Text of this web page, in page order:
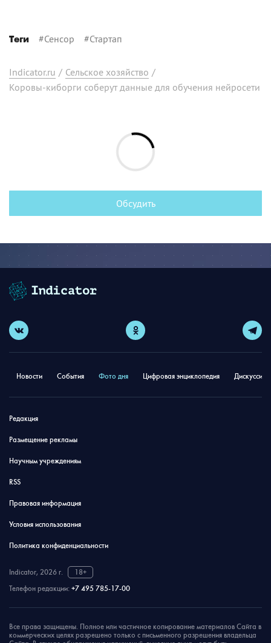
Теги #Сенсор #Стартап
Indicator.ru / Сельское хозяйство /
Коровы-киборги соберут данные для обучения нейросети
Обсудить
Новости События Фото дня Цифровая энциклопедия
Редакция
Размещение рекламы
Научным учреждениям
RSS
Правовая информация
Условия использования
Политика конфиденциальности
Indicator, 2026 г.
18+
Телефон редакции: +7 495 785-17-00
Все права защищены. Полное или частичное копирование материалов Сайта в
коммерческих целях разрешено только с письменного разрешения владельца